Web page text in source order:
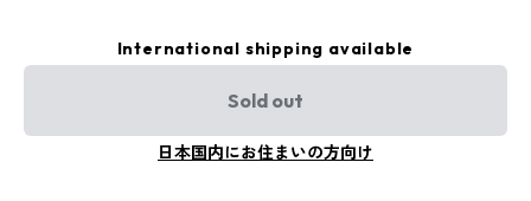
International shipping available
Sold out
日本国内にお住まいの方向け